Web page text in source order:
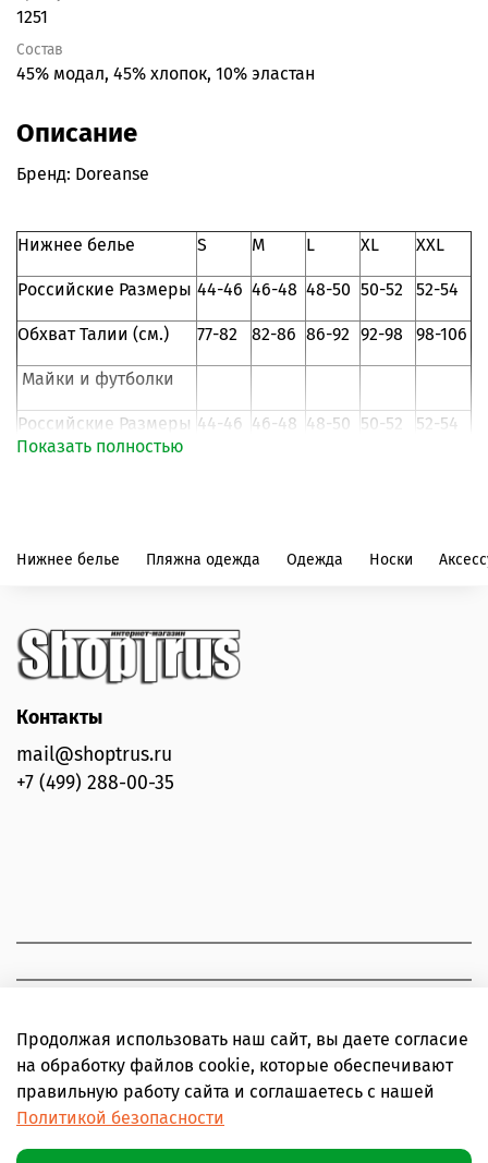
1251
Состав
45% модал, 45% хлопок, 10% эластан
Описание
Бренд: Doreanse
Нижнее белье S M L XL XXL
Российские Размеры 44-46 46-48 48-50 50-52 52-54
Обхват Талии (см.) 77-82 82-86 86-92 92-98 98-106
Майки и футболки
Российские Размеры 44-46 46-48 48-50 50-52 52-54
Показать полностью
Нижнее белье Пляжна одежда Одежда Носки
Контакты
mail@shoptrus.ru
+7 (499) 288-00-35
Продолжая использовать наш сайт, вы даете согласие
на обработку файлов cookie, которые обеспечивают
правильную работу сайта и соглашаетесь с нашей
Политикой безопасности